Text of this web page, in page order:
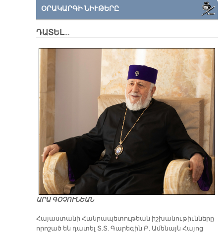
ՕՐԱԿԱՐԳԻ ՆԻՒԹԵՐԸ
ԴԱՏԵԼ…
ԱՐԱ ԳՕՉՈՒՆԵԱՆ
​Հայաստանի Հանրապետութեան իշխանութիւնները
որոշած են դատել Տ.Տ. Գարեգին Բ. Ամենայն Հայոց